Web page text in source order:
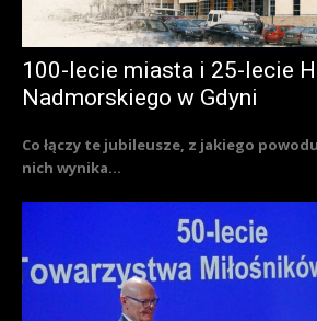
100-lecie miasta i 25-lecie
Nadmorskiego w Gdyni
Co łączy te jubileusze, z jakiego
nich wynika...